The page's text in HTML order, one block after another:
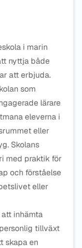
i marin
nyttja både
att erbjuda.
som
lärare
eleverna i
eller
Skolans
med praktik för
och förståelse
eller
inhämta
tillväxt
skapa en